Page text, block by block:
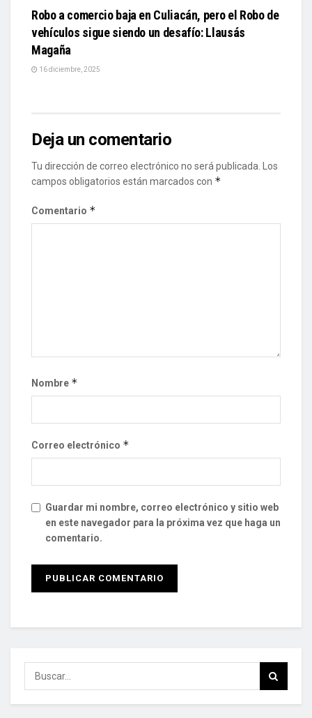
Robo a comercio baja en Culiacán, pero el Robo de
vehículos sigue siendo un desafío: Llausás
Magaña
16 diciembre, 2025
Deja un comentario
Tu dirección de correo electrónico no será publicada.
Los
campos obligatorios están marcados con *
Comentario *
Nombre *
Correo electrónico *
Guardar mi nombre, correo electrónico y sitio web
en este navegador para la próxima vez que haga un
comentario.